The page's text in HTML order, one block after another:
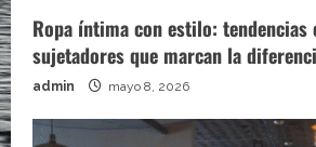
Ropa íntima con estilo: tendencias
sujetadores que marcan la
admin mayo 8, 2026